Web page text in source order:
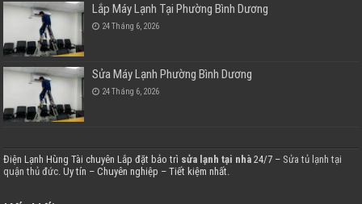
Lắp Máy Lạnh Tại Phường Bình Dương
24 Tháng 6, 2026
Sửa Máy Lạnh Phường Bình Dương
24 Tháng 6, 2026
Điện Lạnh Hùng Tài chuyên Lắp đặt bảo trì sửa lạnh tại nhà 24/7 – Sửa tủ lạnh tại
quận thủ đức. Uy tín – Chuyên nghiệp – Tiết kiệm nhất.